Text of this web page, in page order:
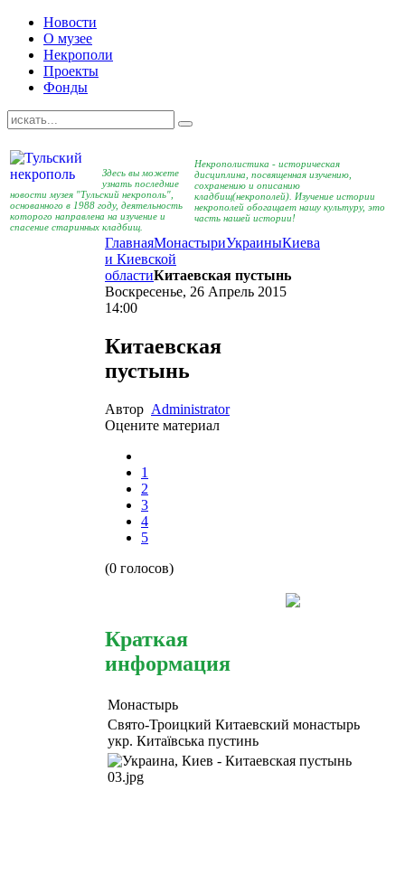
Новости
О музее
Некрополи
Проекты
Фонды
Здесь вы можете
узнать последние
новости музея "Тульский некрополь",
основанного в 1988 году, деятельность
которого направлена на изучение и
спасение старинных кладбищ.
Некрополистика - историческая
дисциплина, посвященная изучению,
сохранению и описанию
кладбищ(некрополей). Изучение истории
некрополей обогащает нашу культуру, это
часть нашей истории!
ГлавнаяМонастыриУкраиныКиева
и Киевской
областиКитаевская пустынь
Воскресенье, 26 Апрель 2015
14:00
Китаевская
пустынь
Автор Administrator
Оцените материал
1
2
3
4
5
(0 голосов)
Краткая
информация
Монастырь
Свято-Троицкий Китаевский монастырь
укр. Китаївська пустинь